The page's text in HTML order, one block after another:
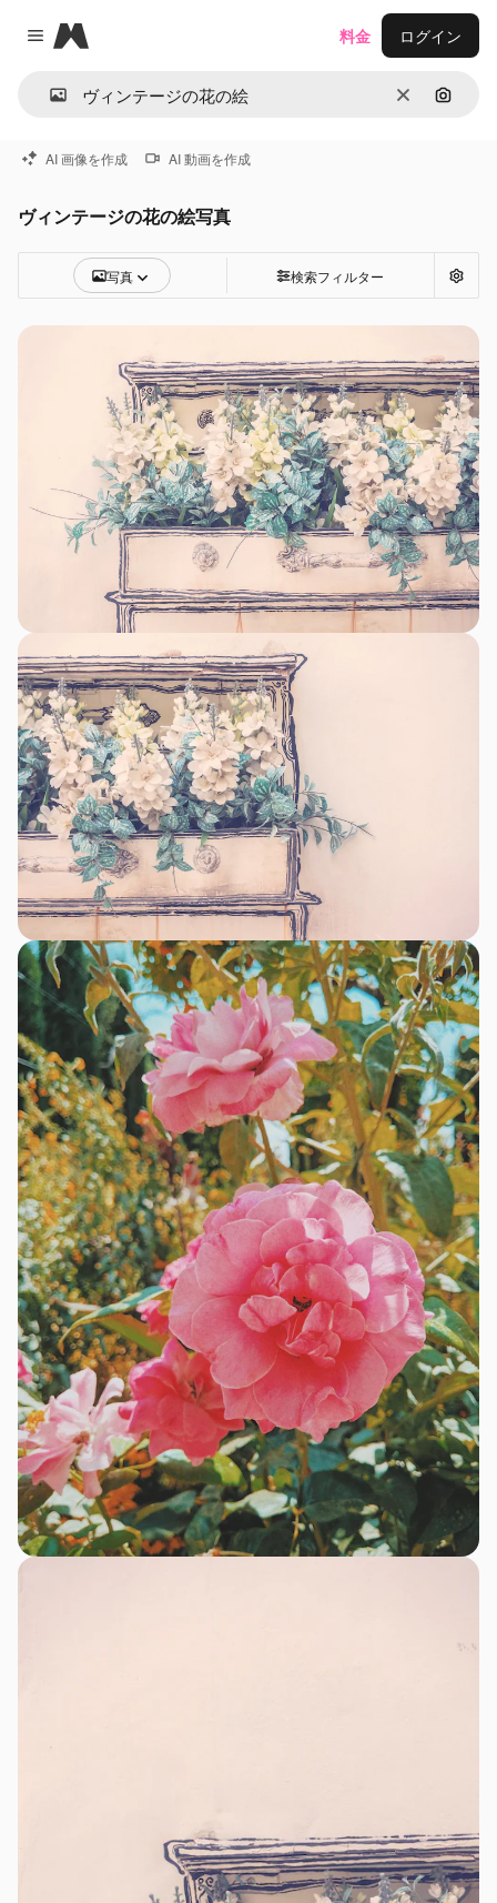
Close menu
Magnific
消去 画像で
料金 ログイン
AI 画像を作成 AI 動画を作成
ヴィンテージの花の絵写真
写真 検索フィルター